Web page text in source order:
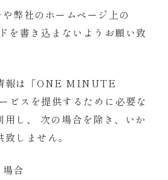
弊社のホームページ上の
を書き込まないようお願い致
報は「ONE MINUTE
スを提供するために必要な
用し、 次の場合を除き、いか
しません。
合